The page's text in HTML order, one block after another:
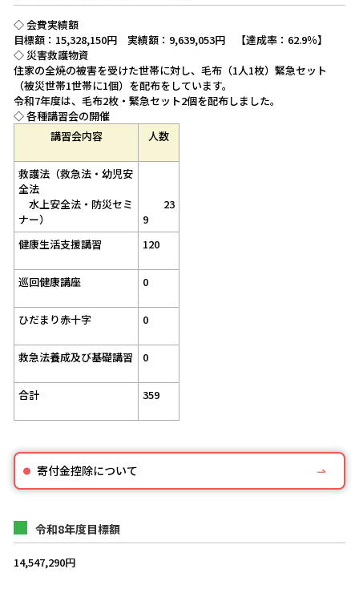
◇ 会費実績額
目標額：15,328,150円 実績額：9,639,053円 【達成率：62.9％】
◇ 災害救護物資
住家の全焼の被害を受けた世帯に対し、毛布（1人1枚）緊急セット
（被災世帯1世帯に1個）を配布をしています。
令和7年度は、毛布2枚・緊急セット2個を配布しました。
◇ 各種講習会の開催
講習会内容
人数
救護法（救急法・幼児安
全法
水上安全法・防災セミ
ナー）
23
9
健康生活支援講習
120
巡回健康講座 0
ひだまり赤十字 0
救急法養成及び基礎講習 0
合計 359
寄付金控除について
令和8年度目標額
14,547,290円